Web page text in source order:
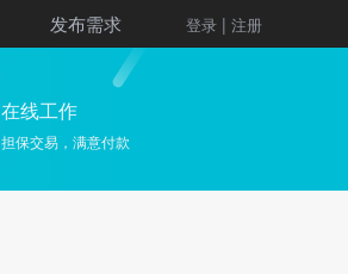
发布需求 登录 | 注册
在线工作
担保交易，满意付款